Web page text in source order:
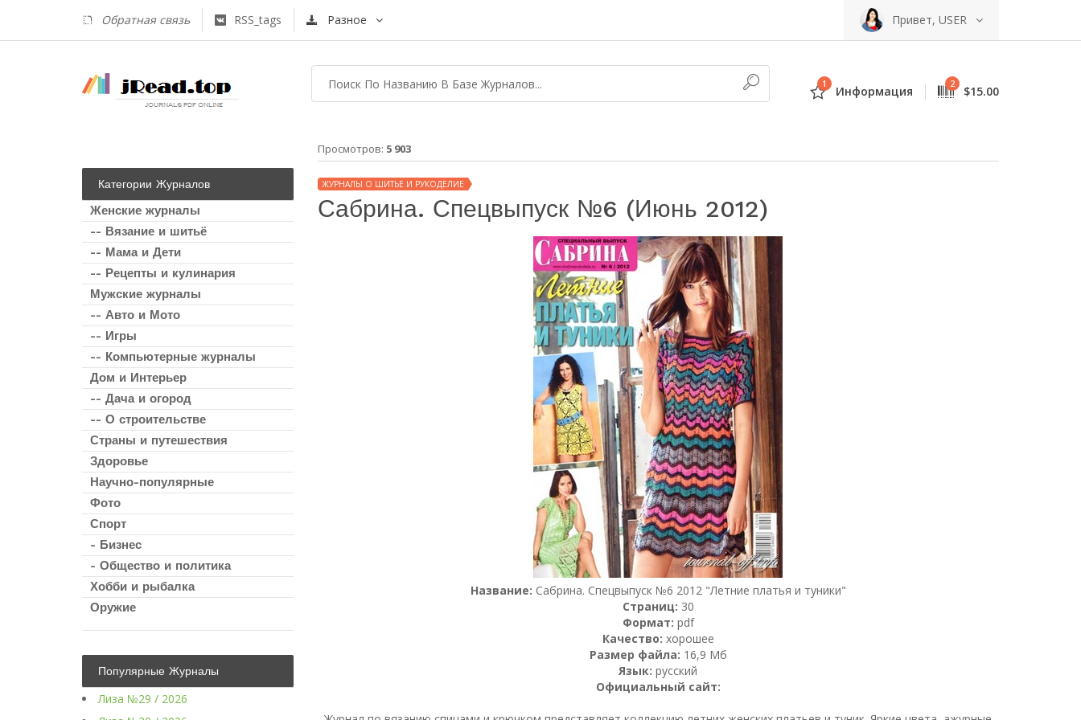
Обратная связь RSS_tags Разное Привет, USER
1 Информация 2 $15.00
Категории Журналов
Женские журналы
-- Вязание и шитьё
-- Мама и Дети
-- Рецепты и кулинария
Мужские журналы
-- Авто и Мото
-- Игры
-- Компьютерные журналы
Дом и Интерьер
-- Дача и огород
-- О строительстве
Страны и путешествия
Здоровье
Научно-популярные
Фото
Спорт
- Бизнес
- Общество и политика
Хобби и рыбалка
Оружие
Популярные Журналы
Лиза №29 / 2026
Просмотров: 5 903
ЖУРНАЛЫ О ШИТЬЕ И РУКОДЕЛИЕ
Сабрина. Спецвыпуск №6 (июнь 2012)
Название: Сабрина. Спецвыпуск №6 2012 "Летние платья и туники"
Страниц: 30
Формат: pdf
Качество: хорошее
Размер файла: 16,9 Мб
Язык: русский
Официальный сайт: